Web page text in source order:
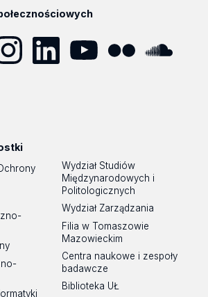
Wydział Studiów
Międzynarodowych i
Politologicznych
Wydział Zarządzania
Filia w Tomaszowie
Mazowieckim
Centra naukowe i zespoły
badawcze
Biblioteka UŁ